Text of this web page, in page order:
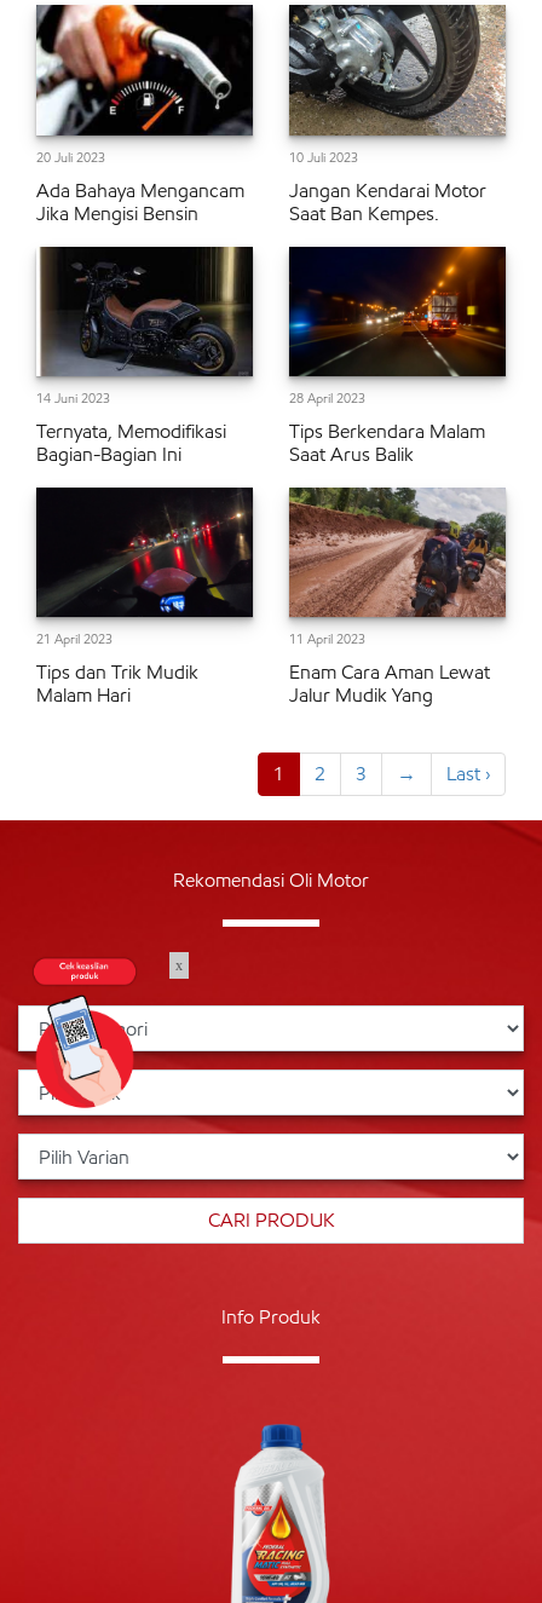
20 Juli 2023
Ada Bahaya Mengancam
Jika Mengisi Bensin
10 Juli 2023
Jangan Kendarai Motor
Saat Ban Kempes.
14 Juni 2023
Ternyata, Memodifikasi
Bagian-Bagian Ini
28 April 2023
Tips Berkendara Malam
Saat Arus Balik
21 April 2023
Tips dan Trik Mudik
Malam Hari
11 April 2023
Enam Cara Aman Lewat
Jalur Mudik Yang
1 2 3 → Last ›
Rekomendasi Oli Motor
Info Produk
x